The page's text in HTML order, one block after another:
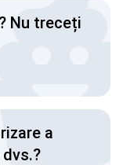
Nu treceți
a